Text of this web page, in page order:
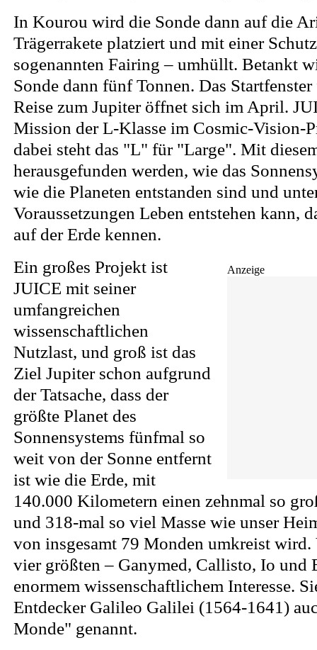
In Kourou wird die Sonde dann auf die
Trägerrakete platziert und mit einer
sogenannten Fairing – umhüllt. Betankt
Sonde dann fünf Tonnen. Das
Reise zum Jupiter öffnet sich im April.
Mission der L-Klasse im Cosmic-Vision-
dabei steht das "L" für "Large". Mit
herausgefunden werden, wie das
wie die Planeten entstanden sind und
Voraussetzungen Leben entstehen kann,
auf der Erde kennen.
Anzeige
Ein großes Projekt ist
JUICE mit seiner
umfangreichen
wissenschaftlichen
Nutzlast, und groß ist das
Ziel Jupiter schon aufgrund
der Tatsache, dass der
größte Planet des
Sonnensystems fünfmal so
weit von der Sonne entfernt
ist wie die Erde, mit
140.000 Kilometern einen zehnmal so
und 318-mal so viel Masse wie unser
von insgesamt 79 Monden umkreist wird.
vier größten – Ganymed, Callisto, Io und
enormem wissenschaftlichem Interesse.
Entdecker Galileo Galilei (1564-1641)
Monde" genannt.